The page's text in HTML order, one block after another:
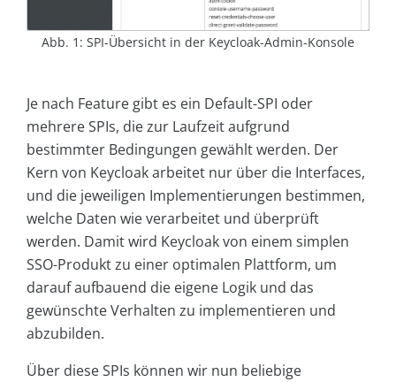
Abb. 1: SPI-Übersicht in der Keycloak-Admin-Konsole
Je nach Feature gibt es ein Default-SPI oder
mehrere SPIs, die zur Laufzeit aufgrund
bestimmter Bedingungen gewählt werden. Der
Kern von Keycloak arbeitet nur über die Interfaces,
und die jeweiligen Implementierungen bestimmen,
welche Daten wie verarbeitet und überprüft
werden. Damit wird Keycloak von einem simplen
SSO-Produkt zu einer optimalen Plattform, um
darauf aufbauend die eigene Logik und das
gewünschte Verhalten zu implementieren und
abzubilden.
Über diese SPIs können wir nun beliebige